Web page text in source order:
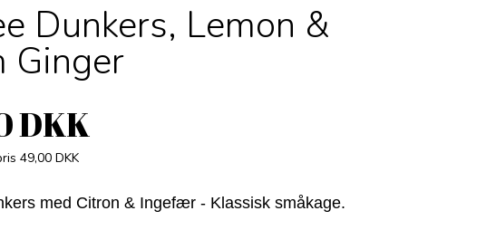
Dunkers, Lemon &
Ginger
DKK
49,00 DKK
med Citron & Ingefær - Klassisk småkage.